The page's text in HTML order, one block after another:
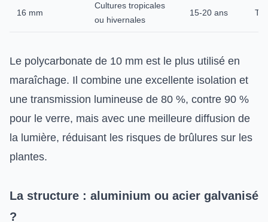
16 mm
Cultures tropicales
ou hivernales
15-20 ans
Le polycarbonate de 10 mm est le plus utilisé en
maraîchage. Il combine une excellente isolation et
une transmission lumineuse de 80 %, contre 90 %
pour le verre, mais avec une meilleure diffusion de
la lumière, réduisant les risques de brûlures sur les
plantes.
La structure : aluminium ou acier galvanisé
?